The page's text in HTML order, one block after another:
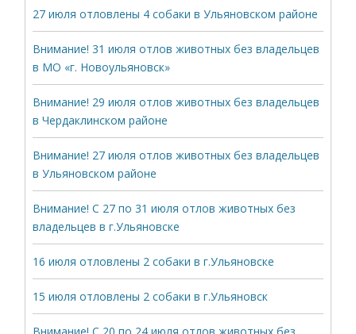
27 июля отловлены 4 собаки в Ульяновском районе
Внимание! 31 июля отлов животных без владельцев
в МО «г. Новоульяновск»
Внимание! 29 июля отлов животных без владельцев
в Чердаклинском районе
Внимание! 27 июля отлов животных без владельцев
в Ульяновском районе
Внимание! С 27 по 31 июля отлов животных без
владельцев в г.Ульяновске
16 июля отловлены 2 собаки в г.Ульяновске
15 июля отловлены 2 собаки в г.Ульяновск